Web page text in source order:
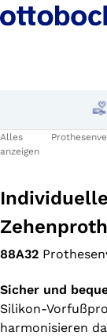
Alles
anzeigen
88A32
Sicher und
Silikon-
harmonisieren